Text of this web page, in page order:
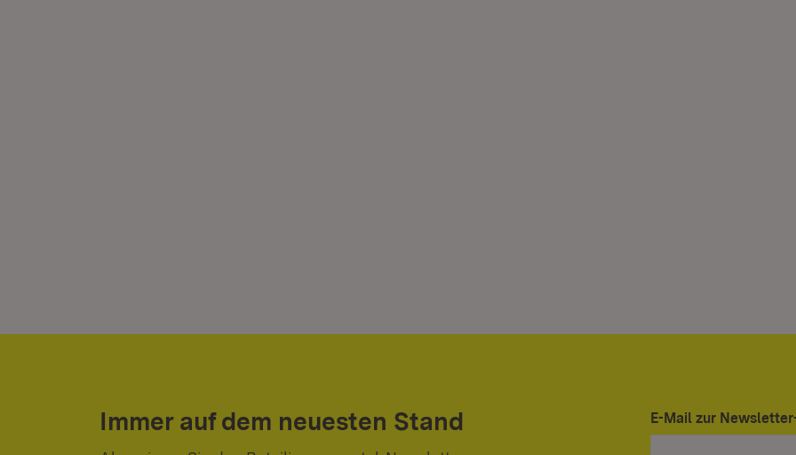
Immer auf dem neuesten Stand E-Mail zur